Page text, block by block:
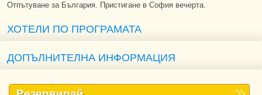
Отпътуване за България. Пристигане в София вечерта.
ХОТЕЛИ ПО ПРОГРАМАТА
ДОПЪЛНИТЕЛНА ИНФОРМАЦИЯ